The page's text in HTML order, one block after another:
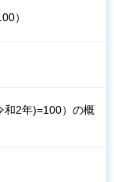
）
和2年)=100）の概